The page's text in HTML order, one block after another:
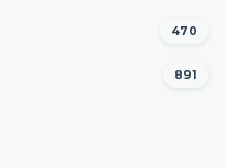
470
891